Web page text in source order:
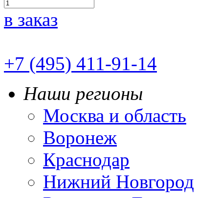
в заказ
+7 (495) 411-91-14
Наши регионы
Москва и область
Воронеж
Краснодар
Нижний Новгород